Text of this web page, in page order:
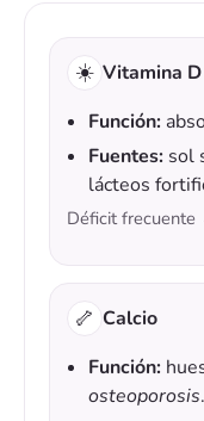
☀️ Vitamina D
Función:
Fuentes:sol
lácteos
Déficit
🦴 Calcio
Función:
osteoporosis.